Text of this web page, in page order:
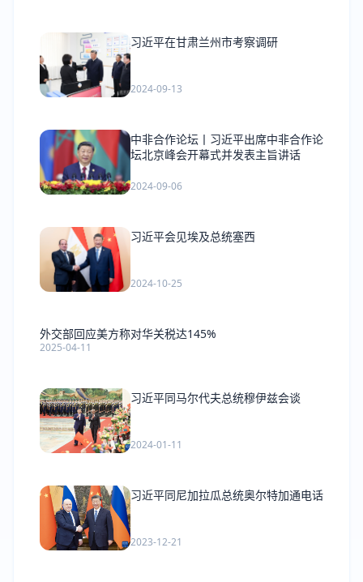
习近平在甘肃兰州市考察调研
2024-09-13
中非合作论坛丨习近平出席中非合作论
坛北京峰会开幕式并发表主旨讲话
2024-09-06
习近平会见埃及总统塞西
2024-10-25
外交部回应美方称对华关税达145%
2025-04-11
习近平同马尔代夫总统穆伊兹会谈
2024-01-11
习近平同尼加拉瓜总统奥尔特加通电话
2023-12-21